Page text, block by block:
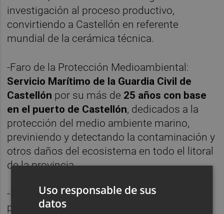
investigación al proceso productivo,
convirtiendo a Castellón en referente
mundial de la cerámica técnica.
-Faro de la Protección Medioambiental:
Servicio Marítimo de la Guardia Civil de
Castellón por su más de 25 años con base
en el puerto de Castellón, dedicados a la
protección del medio ambiente marino,
previniendo y detectando la contaminación y
otros daños del ecosistema en todo el litoral
de la provincia.
-Faro de la Igualdad y Compromiso Social:
proyectoDragon Boat
Uso responsable de sus
datos